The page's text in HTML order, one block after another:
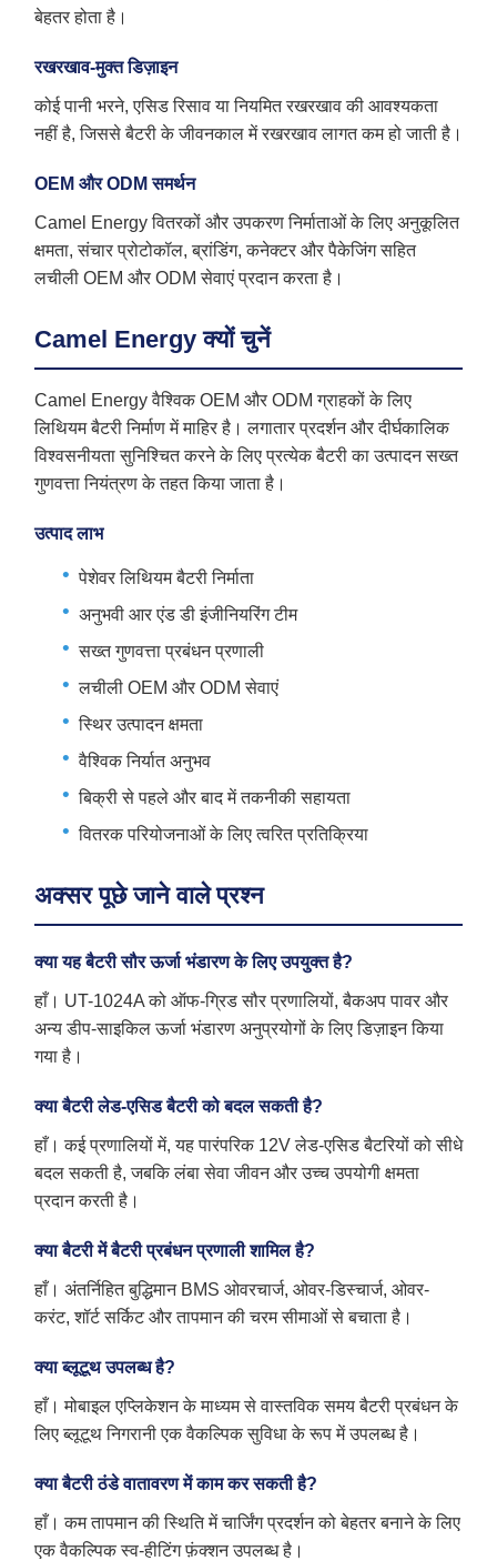
बेहतर होता है।
रखरखाव-मुक्त डिज़ाइन
कोई पानी भरने, एसिड रिसाव या नियमित रखरखाव की आवश्यकता
नहीं है, जिससे बैटरी के जीवनकाल में रखरखाव लागत कम हो जाती है।
OEM और ODM समर्थन
Camel Energy वितरकों और उपकरण निर्माताओं के लिए अनुकूलित
क्षमता, संचार प्रोटोकॉल, ब्रांडिंग, कनेक्टर और पैकेजिंग सहित
लचीली OEM और ODM सेवाएं प्रदान करता है।
Camel Energy क्यों चुनें
Camel Energy वैश्विक OEM और ODM ग्राहकों के लिए
लिथियम बैटरी निर्माण में माहिर है। लगातार प्रदर्शन और दीर्घकालिक
विश्वसनीयता सुनिश्चित करने के लिए प्रत्येक बैटरी का उत्पादन सख्त
गुणवत्ता नियंत्रण के तहत किया जाता है।
उत्पाद लाभ
पेशेवर लिथियम बैटरी निर्माता
अनुभवी आर एंड डी इंजीनियरिंग टीम
सख्त गुणवत्ता प्रबंधन प्रणाली
लचीली OEM और ODM सेवाएं
स्थिर उत्पादन क्षमता
वैश्विक निर्यात अनुभव
बिक्री से पहले और बाद में तकनीकी सहायता
वितरक परियोजनाओं के लिए त्वरित प्रतिक्रिया
अक्सर पूछे जाने वाले प्रश्न
क्या यह बैटरी सौर ऊर्जा भंडारण के लिए उपयुक्त है?
हाँ। UT-1024A को ऑफ-ग्रिड सौर प्रणालियों, बैकअप पावर और
अन्य डीप-साइकिल ऊर्जा भंडारण अनुप्रयोगों के लिए डिज़ाइन किया
गया है।
क्या बैटरी लेड-एसिड बैटरी को बदल सकती है?
हाँ। कई प्रणालियों में, यह पारंपरिक 12V लेड-एसिड बैटरियों को सीधे
बदल सकती है, जबकि लंबा सेवा जीवन और उच्च उपयोगी क्षमता
प्रदान करती है।
क्या बैटरी में बैटरी प्रबंधन प्रणाली शामिल है?
हाँ। अंतर्निहित बुद्धिमान BMS ओवरचार्ज, ओवर-डिस्चार्ज, ओवर-
करंट, शॉर्ट सर्किट और तापमान की चरम सीमाओं से बचाता है।
क्या ब्लूटूथ उपलब्ध है?
हाँ। मोबाइल एप्लिकेशन के माध्यम से वास्तविक समय बैटरी प्रबंधन के
लिए ब्लूटूथ निगरानी एक वैकल्पिक सुविधा के रूप में उपलब्ध है।
क्या बैटरी ठंडे वातावरण में काम कर सकती है?
हाँ। कम तापमान की स्थिति में चार्जिंग प्रदर्शन को बेहतर बनाने के लिए
एक वैकल्पिक स्व-हीटिंग फ़ंक्शन उपलब्ध है।